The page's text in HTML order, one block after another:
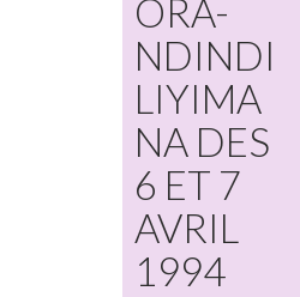
ORA-
NDINDI
LIYIMA
NA DES
6 ET 7
AVRIL
1994